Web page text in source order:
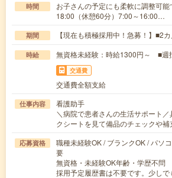
時間
お子さんの予定にも柔軟に調整可
18:00（休憩60分）7:00～16:00…
期間 【現在も積極採用中！急募！】■2カ
時給 無資格未経験：時給1300円～ ■週
交通費
交通費全額支給
仕事内容
看護助手
＼病院で患者さんの生活サポート
クシートを見て備品のチェックや
応募資格
職種未経験OK / ブランクOK / パソ
要
無資格・未経験OK年齢・学歴不
採用予定履歴書は不要です。少し